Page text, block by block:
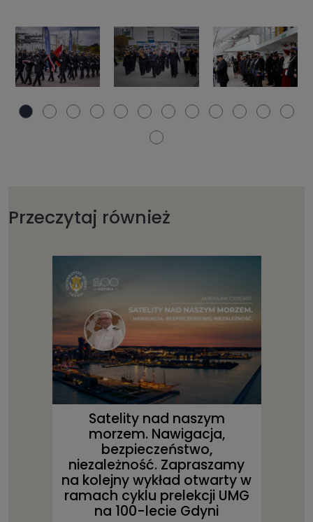
Przeczytaj również
Satelity nad naszym
morzem. Nawigacja,
bezpieczeństwo,
niezależność. Zapraszamy
na kolejny wykład otwarty w
ramach cyklu prelekcji UMG
na 100-lecie Gdyni